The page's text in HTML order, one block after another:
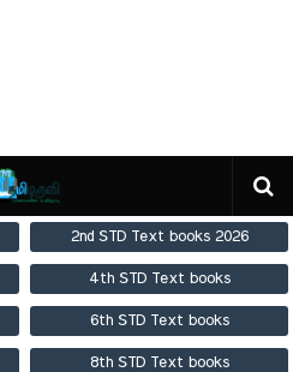
2nd STD Text books 2026
4th STD Text books
6th STD Text books
8th STD Text books